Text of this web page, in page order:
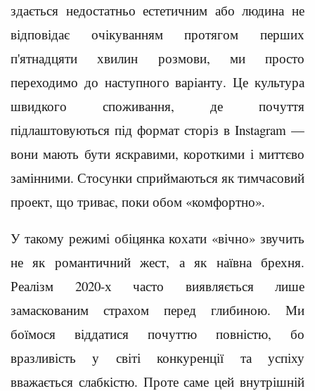
здається недостатньо естетичним або людина не
відповідає очікуванням протягом перших
п'ятнадцяти хвилин розмови, ми просто
переходимо до наступного варіанту. Це культура
швидкого споживання, де почуття
підлаштовуються під формат сторіз в Instagram —
вони мають бути яскравими, короткими і миттєво
замінними. Стосунки сприймаються як тимчасовий
проект, що триває, поки обом «комфортно».
У такому режимі обіцянка кохати «вічно» звучить
не як романтичний жест, а як наївна брехня.
Реалізм 2020-х часто виявляється лише
замаскованим страхом перед глибиною. Ми
боїмося віддатися почуттю повністю, бо
вразливість у світі конкуренції та успіху
вважається слабкістю. Проте саме цей внутрішній